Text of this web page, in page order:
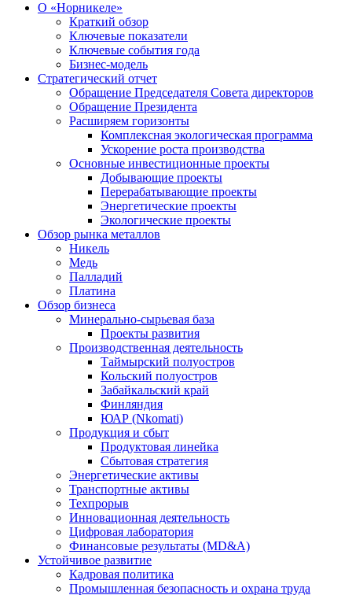
О «Норникеле»
Краткий обзор
Ключевые показатели
Ключевые события года
Бизнес-модель
Стратегический отчет
Обращение Председателя Совета директоров
Обращение Президента
Расширяем горизонты
Комплексная экологическая программа
Ускорение роста производства
Основные инвестиционные проекты
Добывающие проекты
Перерабатывающие проекты
Энергетические проекты
Экологические проекты
Обзор рынка металлов
Никель
Медь
Палладий
Платина
Обзор бизнеса
Минерально-сырьевая база
Проекты развития
Производственная деятельность
Таймырский полуостров
Кольский полуостров
Забайкальский край
Финляндия
ЮАР (Nkomati)
Продукция и сбыт
Продуктовая линейка
Сбытовая стратегия
Энергетические активы
Транспортные активы
Техпрорыв
Инновационная деятельность
Цифровая лаборатория
Финансовые результаты (MD&A)
Устойчивое развитие
Кадровая политика
Промышленная безопасность и охрана труда